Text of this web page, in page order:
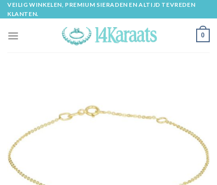
Skip
to
VEILIG WINKELEN, PREMIUM SIERADEN EN ALTIJD TEVREDEN
KLANTEN.
0